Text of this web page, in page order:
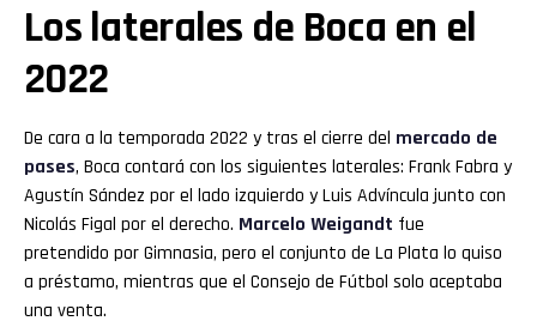
Los laterales de Boca en el
2022
De cara a la temporada 2022 y tras el cierre del mercado de
pases, Boca contará con los siguientes laterales: Frank Fabra y
Agustín Sández por el lado izquierdo y Luis Advíncula junto con
Nicolás Figal por el derecho. Marcelo Weigandt fue
pretendido por Gimnasia, pero el conjunto de La Plata lo quiso
a préstamo, mientras que el Consejo de Fútbol solo aceptaba
una venta.